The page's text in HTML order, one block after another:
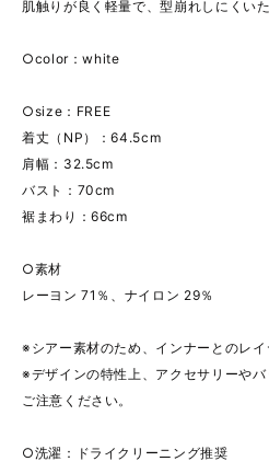
肌触りが良く軽量で、型崩れしにくい
○color：white
○size：FREE
着丈（NP）：64.5cm
肩幅：32.5cm
バスト：70cm
裾まわり：66cm
○素材
レーヨン 71％、ナイロン 29％
※シアー素材のため、インナーとのレイ
※デザインの特性上、アクセサリーや
ご注意ください。
○洗濯：ドライクリーニング推奨